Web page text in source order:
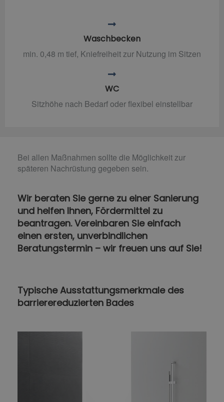
Waschbecken
min. 0,48 m tief, Kniefreiheit zur Nutzung im Sitzen
WC
Sitzhöhe nach Bedarf oder flexibel einstellbar
Bei allen Maßnahmen sollte die Möglichkeit zur
späteren Nachrüstung gegeben sein.
Wir beraten Sie gerne zu einer Sanierung
und helfen Ihnen, Fördermittel zu
beantragen. Vereinbaren Sie einfach
einen ersten, unverbindlichen
Beratungstermin – wir freuen uns auf Sie!
Typische Ausstattungsmerkmale des
barrierereduzierten Bades